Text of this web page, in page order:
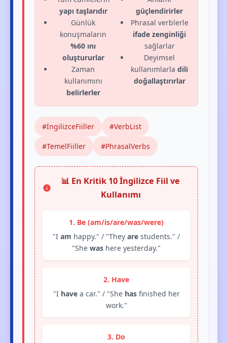
yapı taşlarıdır
Günlük
konuşmaların
%60 ını
oluştururlar
Zaman
kullanımını
belirlerler
güçlendirirler
Phrasal verblerle
ifade zenginliği
sağlarlar
Deyimsel
kullanımlarladili
doğallaştırırlar
#İngilizceFiiller #VerbList
#TemelFiiller #PhrasalVerbs
📊 En Kritik 10 İngilizce Fiil ve
Kullanımı
1. Be (am/is/are/was/were)
"Iam happy." / "Theyare students." /
"Shewas here yesterday."
2. Have
"I havea car." / "She hasfinished her
work."
3. Do